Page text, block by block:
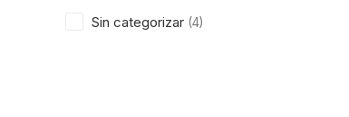
Sin categorizar (4)